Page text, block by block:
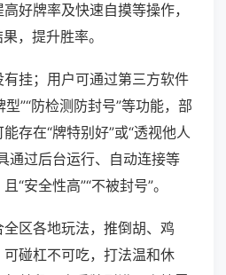
好牌率及快速自摸等操作，
，提升胜率。
挂；用户可通过第三方软件
型”“防检测防封号”等功能，部
存在“牌特别好”或“透视他人
通过后台运行、自动连接等
“安全性高”“不被封号”。
区各地玩法，推倒胡、鸡
碰杠不可吃，打法温和休